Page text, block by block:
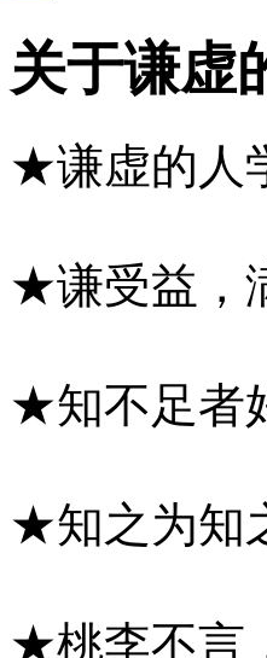
关于谦虚
★谦虚的人
★谦受益，
★知不足者
★知之为知
★桃李不言